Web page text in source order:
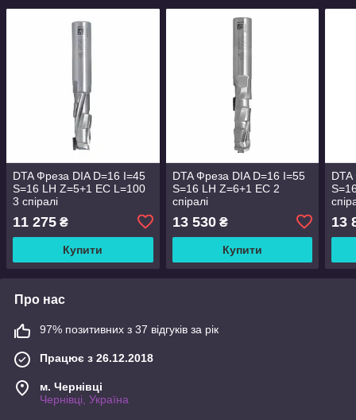
DTA Фреза DIA D=16 I=45
S=16 LH Z=5+1 EC L=100
3 спіралі
11 275 ₴
Купити
DTA Фреза DIA D=16 I=55
S=16 LH Z=6+1 EC 2
спіралі
13 530₴
Купити
13
Про нас
97% позитивних з 37 відгуків за рік
Працює з 26.12.2018
м. Чернівці
Чернівці, Україна